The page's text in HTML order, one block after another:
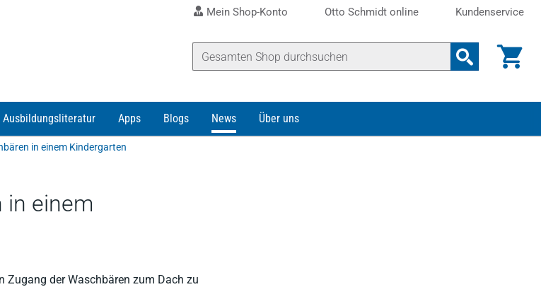
Mein Shop-Konto Otto Schmidt online Kundenservice
Ausbildungsliteratur Apps Blogs News Über uns
in einem Kindergarten
in einem
Zugang der Waschbären zum Dach zu